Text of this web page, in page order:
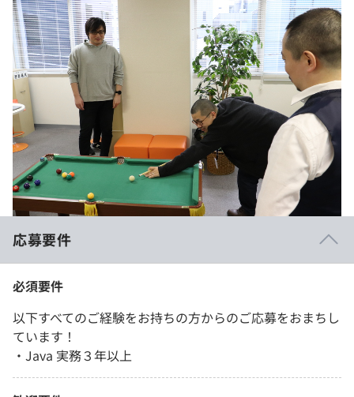
応募要件
必須要件
以下すべてのご経験をお持ちの方からのご応募をおまちし
ています！
・Java 実務３年以上